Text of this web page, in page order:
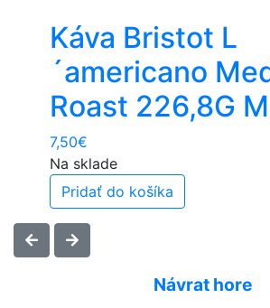
Káva Bristot L
´americano
Roast 226,8G
7,50€
Na sklade
Pridať do košíka
Návrat hore